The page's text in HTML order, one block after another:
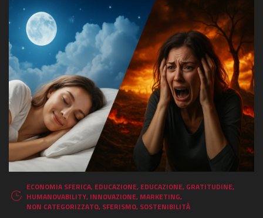
ECONOMIA SFERICA, EDUCAZIONE, EDUCAZIONE, GRATITUDINE,
HUMANOVABILITY, INNOVAZIONE, MARKETING,
NON CATEGORIZZATO, SFERISMO, SOSTENIBILITÀ